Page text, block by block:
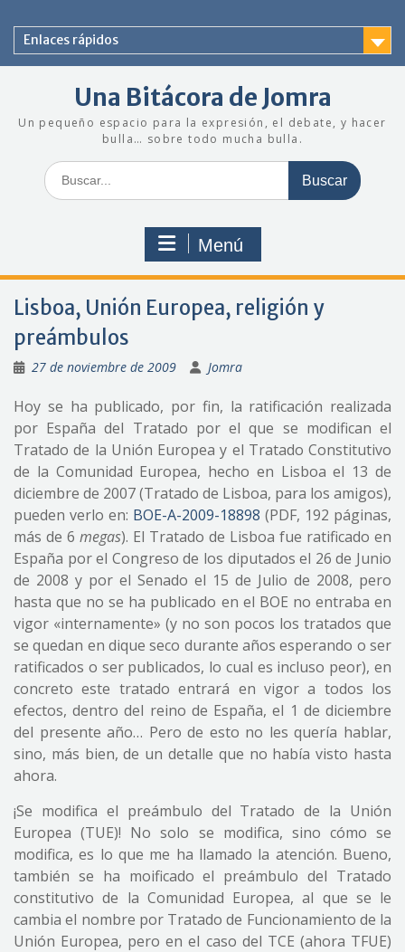
contenido
Enlaces rápidos
Una Bitácora de Jomra
Un pequeño espacio para la expresión, el debate, y hacer
bulla… sobre todo mucha bulla.
Buscar:
Menú
Lisboa, Unión Europea, religión y
preámbulos
27 de noviembre de 2009 Jomra
Hoy se ha publicado, por fin, la ratificación realizada
por España del Tratado por el que se modifican el
Tratado de la Unión Europea y el Tratado Constitutivo
de la Comunidad Europea, hecho en Lisboa el 13 de
diciembre de 2007 (Tratado de Lisboa, para los amigos),
pueden verlo en: BOE-A-2009-18898 (PDF, 192 páginas,
más de 6 megas). El Tratado de Lisboa fue ratificado en
España por el Congreso de los diputados el 26 de Junio
de 2008 y por el Senado el 15 de Julio de 2008, pero
hasta que no se ha publicado en el BOE no entraba en
vigor «internamente» (y no son pocos los tratados que
se quedan en dique seco durante años esperando o ser
ratificados o ser publicados, lo cual es incluso peor), en
concreto este tratado entrará en vigor a todos los
efectos, dentro del reino de España, el 1 de diciembre
del presente año… Pero de esto no les quería hablar,
sino, más bien, de un detalle que no había visto hasta
ahora.
¡Se modifica el preámbulo del Tratado de la Unión
Europea (TUE)! No solo se modifica, sino cómo se
modifica, es lo que me ha llamado la atención. Bueno,
también se ha moificado el preámbulo del Tratado
constitutivo de la Comunidad Europea, al que se le
cambia el nombre por Tratado de Funcionamiento de la
Unión Europea, pero en el caso del TCE (ahora TFUE)